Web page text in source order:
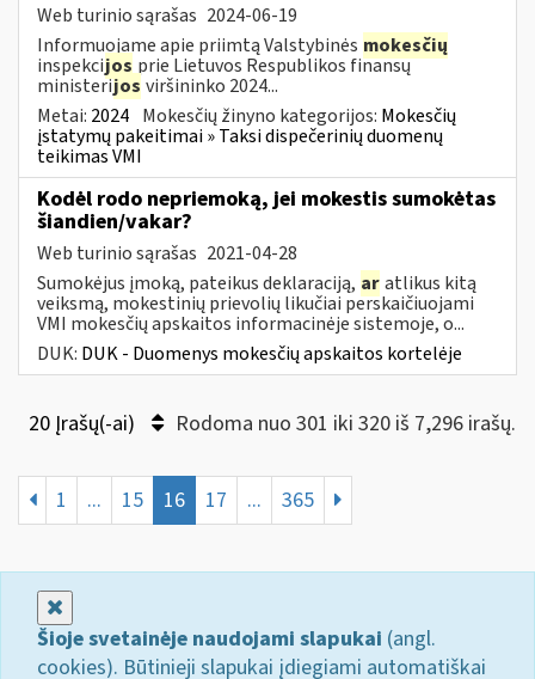
Web turinio sąrašas 2024-06-19
Informuojame apie priimtą Valstybinės mokesčių
inspekcijos prie Lietuvos Respublikos finansų
ministerijos viršininko 2024...
Metai: 2024 Mokesčių žinyno kategorijos: Mokesčių
įstatymų pakeitimai » Taksi dispečerinių duomenų
teikimas VMI
Kodėl rodo nepriemoką, jei mokestis sumokėtas
šiandien/vakar?
Web turinio sąrašas 2021-04-28
Sumokėjus įmoką, pateikus deklaraciją, aratlikus kitą
veiksmą, mokestinių prievolių likučiai perskaičiuojami
VMI mokesčių apskaitos informacinėje sistemoje, o...
DUK: DUK - Duomenys mokesčių apskaitos kortelėje
20 Įrašų(-ai) Rodoma nuo 301 iki 320 iš 7,296 irašų.
1 ... 15 16 17 ... 365
Šioje svetainėje naudojami slapukai (angl.
cookies). Būtinieji slapukai įdiegiami automatiškai